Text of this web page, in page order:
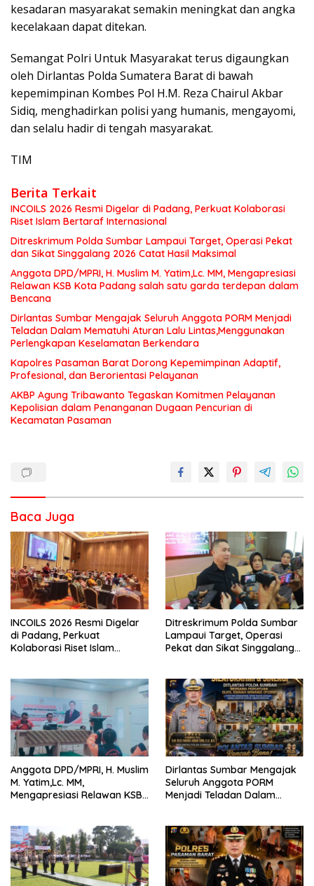
kesadaran masyarakat semakin meningkat dan angka
kecelakaan dapat ditekan.
Semangat Polri Untuk Masyarakat terus digaungkan
oleh Dirlantas Polda Sumatera Barat di bawah
kepemimpinan Kombes Pol H.M. Reza Chairul Akbar
Sidiq, menghadirkan polisi yang humanis, mengayomi,
dan selalu hadir di tengah masyarakat.
TIM
Berita Terkait
INCOILS 2026 Resmi Digelar di Padang, Perkuat Kolaborasi
Riset Islam Bertaraf Internasional
Ditreskrimum Polda Sumbar Lampaui Target, Operasi Pekat
dan Sikat Singgalang 2026 Catat Hasil Maksimal
Anggota DPD/MPRI, H. Muslim M. Yatim,Lc. MM, Mengapresiasi
Relawan KSB Kota Padang salah satu garda terdepan dalam
Bencana
Dirlantas Sumbar Mengajak Seluruh Anggota PORM Menjadi
Teladan Dalam Mematuhi Aturan Lalu Lintas,Menggunakan
Perlengkapan Keselamatan Berkendara
Kapolres Pasaman Barat Dorong Kepemimpinan Adaptif,
Profesional, dan Berorientasi Pelayanan
AKBP Agung Tribawanto Tegaskan Komitmen Pelayanan
Kepolisian dalam Penanganan Dugaan Pencurian di
Kecamatan Pasaman
Baca Juga
INCOILS 2026 Resmi Digelar
di Padang, Perkuat
Kolaborasi Riset Islam
Ditreskrimum Polda Sumbar
Lampaui Target, Operasi
Pekat dan Sikat Singgalang
Anggota DPD/MPRI, H. Muslim
M. Yatim,Lc. MM,
Mengapresiasi Relawan KSB
Bencana
Dirlantas Sumbar Mengajak
Seluruh Anggota PORM
Menjadi Teladan Dalam
Perlengkapan Keselamatan
Berkendara